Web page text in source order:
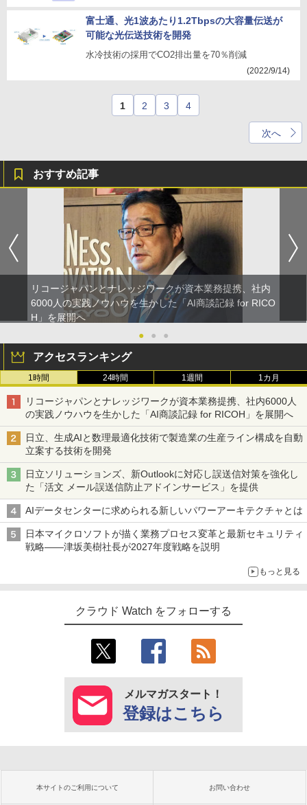
富士通、光1波あたり1.2Tbpsの大容量伝送が
可能な光伝送技術を開発
水冷技術の採用でCO2排出量を70％削減
(2022/9/14)
1 2 3 4
次へ
おすすめ記事
リコージャパンとナレッジワークが資本業務提携、社内
6000人の実践ノウハウを生かした「AI商談記録 for RICO
H」を展開へ
●
● ●
アクセスランキング
1時間 24時間 1週間 1カ月
リコージャパンとナレッジワークが資本業務提携、社内6000人
の実践ノウハウを生かした「AI商談記録 for RICOH」を展開へ
日立、生成AIと数理最適化技術で製造業の生産ライン構成を自動
立案する技術を開発
日立ソリューションズ、新Outlookに対応し誤送信対策を強化し
た「活文 メール誤送信防止アドインサービス」を提供
AIデータセンターに求められる新しいパワーアーキテクチャとは
日本マイクロソフトが描く業務プロセス変革と最新セキュリティ
戦略――津坂美樹社長が2027年度戦略を説明
もっと見る
クラウド Watch をフォローする
メルマガスタート！
登録はこちら
本サイトのご利用について お問い合わせ